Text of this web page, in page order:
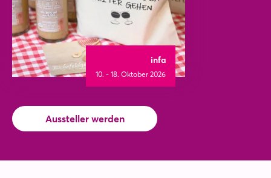
infa
10. - 18. Oktober 2026
Aussteller werden